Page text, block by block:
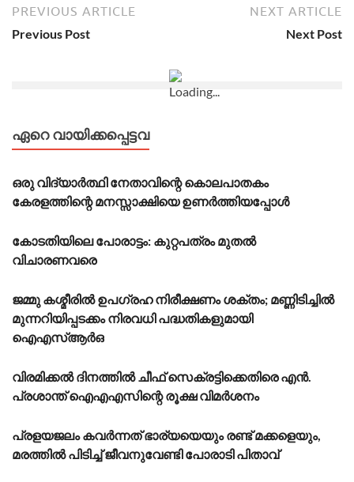
PREVIOUS ARTICLE
Previous Post
NEXT ARTICLE
Next Post
ഏറെ വായിക്കപ്പെട്ടവ
ഒരു വിദ്യാർത്ഥി നേതാവിന്റെ കൊലപാതകം
കേരളത്തിന്റെ മനസ്സാക്ഷിയെ ഉണർത്തിയപ്പോൾ
കോടതിയിലെ പോരാട്ടം: കുറ്റപത്രം മുതൽ
വിചാരണവരെ
ജമ്മു കശ്മീരിൽ ഉപഗ്രഹ നിരീക്ഷണം ശക്തം; മണ്ണിടിച്ചിൽ
മുന്നറിയിപ്പടക്കം നിരവധി പദ്ധതികളുമായി
ഐഎസ്ആർഒ
വിരമിക്കൽ ദിനത്തിൽ ചീഫ് സെക്രട്ടിക്കെതിരെ എൻ.
പ്രശാന്ത് ഐഎഎസിന്റെ രൂക്ഷ വിമർശനം
പ്രളയജലം കവർന്നത് ഭാര്യയെയും രണ്ട് മക്കളെയും,
മരത്തിൽ പിടിച്ച് ജീവനുവേണ്ടി പോരാടി പിതാവ്